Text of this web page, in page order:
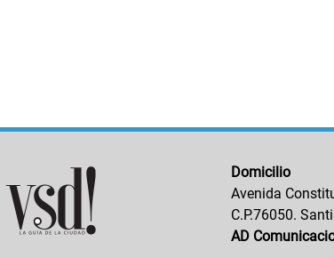
Domicilio
Avenida
C.P.76050.
AD